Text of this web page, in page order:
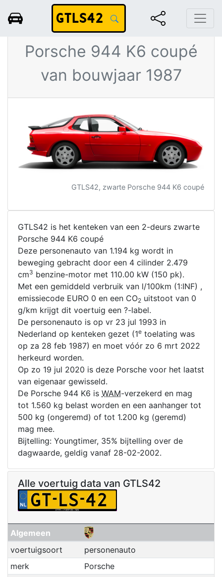
GTLS42Zwarte
Porsche 944 K6 coupé
van bouwjaar 1987
GTLS42, zwarte Porsche 944 K6 coupé
GTLS42 is het kenteken van een 2-deurs zwarte
Porsche 944 K6 coupé
Deze personenauto van 1.194 kg wordt in
beweging gebracht door een 4 cilinder 2.479
cm3 benzine-motor met 110.00 kW (150 pk).
Met een gemiddeld verbruik van l/100km (1:INF) ,
emissiecode EURO 0 en een CO2 uitstoot van 0
g/km krijgt dit voertuig een ?-label.
De personenauto is op vr 23 jul 1993 in
Nederland op kenteken gezet (1e toelating was
op za 28 feb 1987) en moet vóór zo 6 mrt 2022
herkeurd worden.
Op zo 19 jul 2020 is deze Porsche voor het laatst
van eigenaar gewisseld.
De Porsche 944 K6 is WAM-verzekerd en mag
tot 1.560 kg belast worden en een aanhanger tot
500 kg (ongeremd) of tot 1.200 kg (geremd)
mag mee.
Bijtelling: Youngtimer, 35% bijtelling over de
dagwaarde, geldig vanaf 28-02-2002.
Alle voertuig data van GTLS42
Algemeen
voertuigsoort
personenauto
merk
Porsche